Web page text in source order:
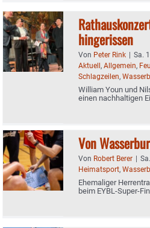
hingerissen
Von Peter Rink | Sa.
Aktuell, Allgemein,
Schlagzeilen,
William Youn und
einen nachhaltigen
Von
Von Robert Berer |
Heimatsport,
Ehemaliger
beim EYBL-Super-